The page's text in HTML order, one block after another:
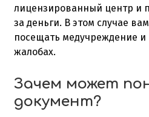
лицензированный центр и
за деньги. В этом случае
посещать медучреждение и
жалобах.
Зачем может
документ?